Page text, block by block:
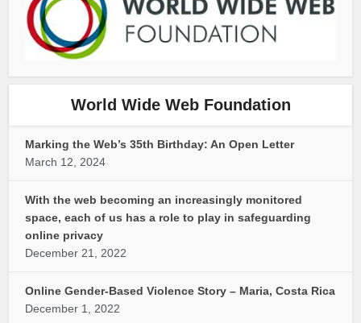
World Wide Web Foundation
Marking the Web’s 35th Birthday: An Open Letter
March 12, 2024
With the web becoming an increasingly monitored
space, each of us has a role to play in safeguarding
online privacy
December 21, 2022
Online Gender-Based Violence Story – Maria, Costa Rica
December 1, 2022